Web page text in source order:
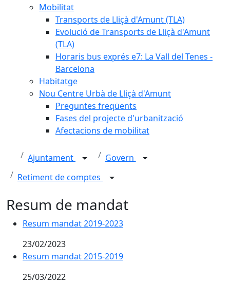
Mobilitat
Transports de Lliçà d'Amunt (TLA)
Evolució de Transports de Lliçà d'Amunt
(TLA)
Horaris bus exprés e7: La Vall del Tenes -
Barcelona
Habitatge
Nou Centre Urbà de Lliçà d'Amunt
Preguntes freqüents
Fases del projecte d'urbanització
Afectacions de mobilitat
Ajuntament
Govern
Retiment de comptes
Resum de mandat
Resum mandat 2019-2023
Resum mandat 2019-2023
23/02/2023
Resum mandat 2015-2019
Resum mandat 2015-2019
25/03/2022